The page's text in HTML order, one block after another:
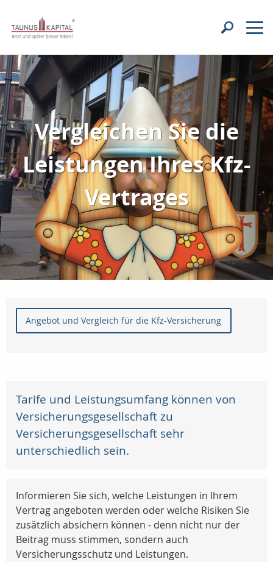
Vergleichen Sie die
Leistungen Ihres Kfz-
Vertrages
Angebot und Vergleich für die Kfz-Versicherung
Tarife und Leistungsumfang können von
Versicherungsgesellschaft zu
Versicherungsgesellschaft sehr
unterschiedlich sein.
Informieren Sie sich, welche Leistungen in Ihrem
Vertrag angeboten werden oder welche Risiken Sie
zusätzlich absichern können - denn nicht nur der
Beitrag muss stimmen, sondern auch
Versicherungsschutz und Leistungen.